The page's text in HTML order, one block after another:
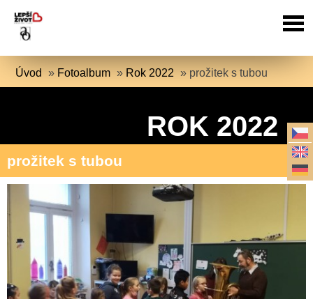
Úvod » Fotoalbum » Rok 2022 » prožitek s tubou
ROK 2022
prožitek s tubou